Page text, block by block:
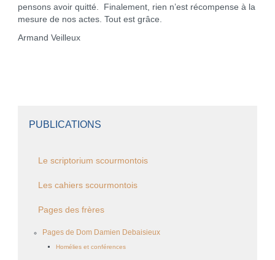
pensons avoir quitté. Finalement, rien n’est récompense à la
mesure de nos actes. Tout est grâce.
Armand Veilleux
PUBLICATIONS
Le scriptorium scourmontois
Les cahiers scourmontois
Pages des frères
Pages de Dom Damien Debaisieux
Homélies et conférences